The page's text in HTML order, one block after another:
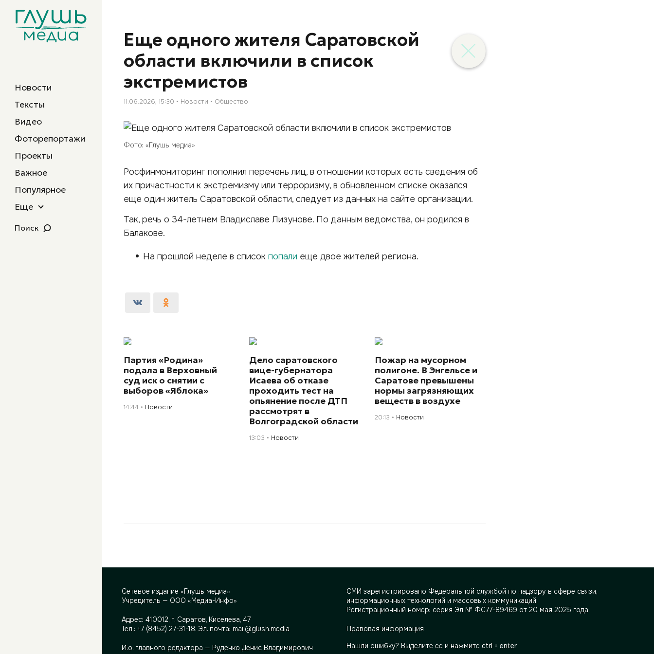
Новости
Тексты
Видео
Фоторепортажи
Проекты
Важное
Популярное
Еще
Поиск
Еще одного жителя Саратовской
области включили в список
экстремистов
11.06.2026, 15:30 Новости Общество
Фото: «Глушь медиа»
Росфинмониторинг пополнил перечень лиц, в отношении которых есть сведения об
их причастности к экстремизму или терроризму, в обновленном списке оказался
еще один житель Саратовской области, следует из данных на сайте организации.
Так, речь о 34-летнем Владиславе Лизунове. По данным ведомства, он родился в
Балакове.
На прошлой неделе в список попали еще двое жителей региона.
Партия «Родина»
подала в Верховный
суд иск о снятии с
выборов «Яблока»
14:44 Новости
Дело саратовского
вице-губернатора
Исаева об отказе
проходить тест на
опьянение после ДТП
рассмотрят в
Волгоградской области
13:03 Новости
Пожар на мусорном
полигоне. В Энгельсе и
Саратове превышены
нормы загрязняющих
веществ в воздухе
20:13 Новости
Сетевое издание «Глушь медиа»
Учредитель — ООО «Медиа-Инфо»
Адрес: 410012, г. Саратов, Киселева, 47
Тел.: +7 (8452) 27-31-18. Эл. почта: mail@glush.media
И.о. главного редактора — Руденко Денис Владимирович
СМИ зарегистрировано Федеральной службой по надзору в сфере связи,
информационных технологий и массовых коммуникаций.
Регистрационный номер: серия Эл № ФС77-89469 от 20 мая 2025 года.
Правовая информация
Нашли ошибку? Выделите ее и нажмите ctrl + enter